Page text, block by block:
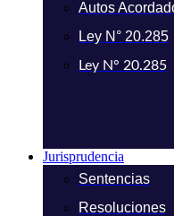
Autos
Ley N° 20.285
Ley N° 20.285
Jurisprudencia
Sentencias
Resoluciones